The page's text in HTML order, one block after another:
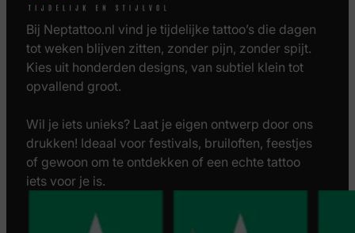
Bij Neptattoo.nl vind je tijdelijke tattoo’s die dagen
tot weken blijven zitten, zonder pijn, zonder spijt.
Kies uit honderden designs, van subtiel klein tot
opvallend groot.
Wil je iets unieks? Laat je eigen ontwerp door ons
drukken! Ideaal voor festivals, bruiloften, feestjes
of gewoon om te ontdekken of een echte tattoo
iets voor je is.